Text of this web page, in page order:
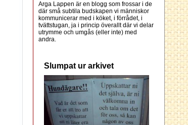
Arga Lappen är en blogg som frossar i de
där små subtila budskapen vi människor
kommunicerar med i köket, i förrådet, i
tvättstugan, ja i princip överallt där vi delar
utrymme och umgås (eller inte) med
andra.
Slumpat ur arkivet